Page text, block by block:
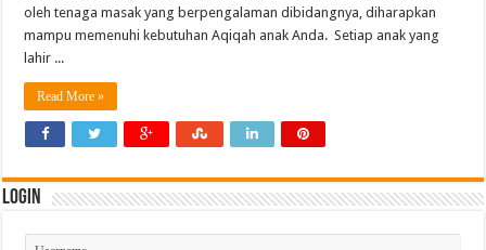
oleh tenaga masak yang berpengalaman dibidangnya, diharapkan
mampu memenuhi kebutuhan Aqiqah anak Anda. Setiap anak yang
lahir ...
Read More »
Login